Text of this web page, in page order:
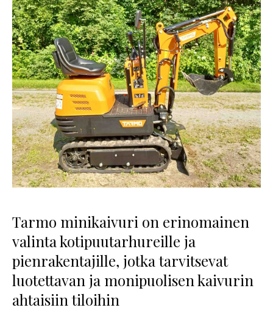
Tarmo minikaivuri on erinomainen
valinta kotipuutarhureille ja
pienrakentajille, jotka tarvitsevat
luotettavan ja monipuolisen kaivurin
ahtaisiin tiloihin